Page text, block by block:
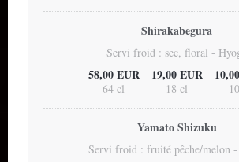
Shirakabegura
Servi froid : sec, floral -
58,00 EUR
64 cl
19,00 EUR
18 cl
Yamato Shizuku
Servi froid : fruité pêche/melon